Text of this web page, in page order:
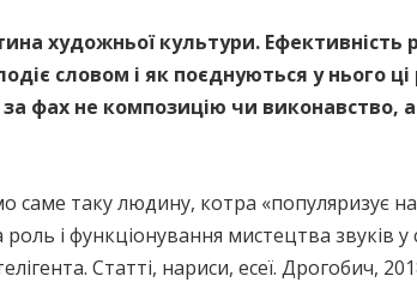
художньої культури.
словом і як поєднуються у нього
фах не композицію чи виконавство,
таку людину, котра «популяризує
і функціонування мистецтва звуків у
Статті, нариси, есеї. Дрогобич,